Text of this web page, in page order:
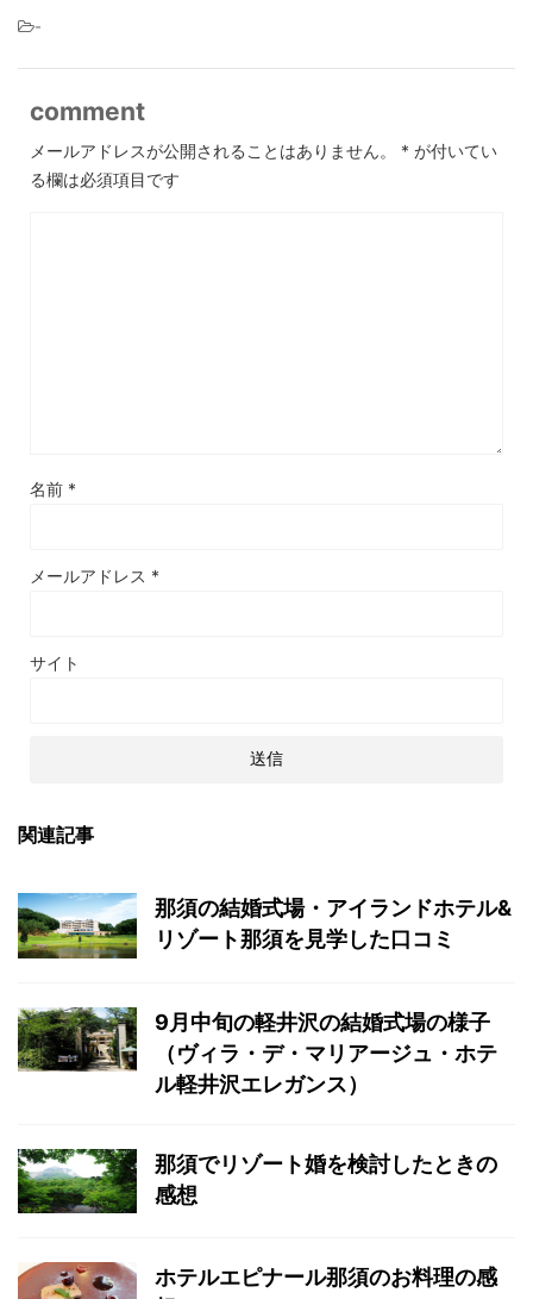
-
comment
メールアドレスが公開されることはありません。 * が付いてい
る欄は必須項目です
名前 *
メールアドレス *
サイト
関連記事
那須の結婚式場・アイランドホテル&
リゾート那須を見学した口コミ
9月中旬の軽井沢の結婚式場の様子
（ヴィラ・デ・マリアージュ・ホテ
ル軽井沢エレガンス）
那須でリゾート婚を検討したときの
感想
ホテルエピナール那須のお料理の感